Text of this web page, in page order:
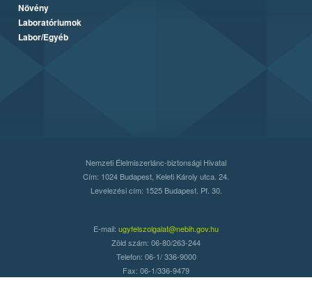
Növény
Laboratóriumok
Labor/Egyéb
Nemzeti Élelmiszerlánc-biztonsági Hivatal
Cím: 1024 Budapest, Keleti Károly utca. 24.
Levelezési cím: 1525 Budapest. Pf. 30.
E-mail: ugyfelszolgalat@nebih.gov.hu
Zöld szám: 06-80/263-244
Telefon: 06-1/ 336-9000
Fax: 06-1/336-9479